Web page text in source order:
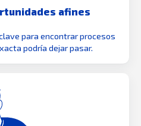
afines
para encontrar procesos
podría dejar pasar.